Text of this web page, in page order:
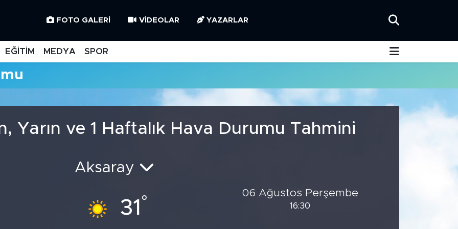
FOTO GALERI VIDEOLAR YAZARLAR
EĞİTİM MEDYA SPOR
Yarın ve 1 Haftalık Hava Durumu Tahmini
Aksaray
31 °
06 Ağustos Perşembe
16:30